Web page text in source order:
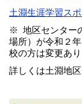
土淵生涯学習ス
※ 地区センター
場所）が令和２
校の方は変更あり
詳しくは土淵地